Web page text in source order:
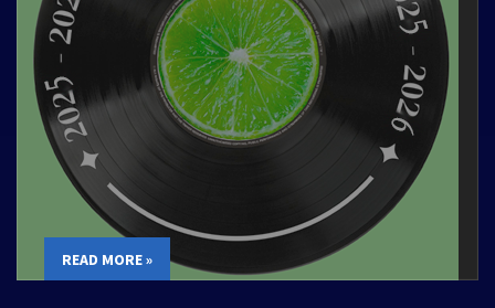
READ MORE »